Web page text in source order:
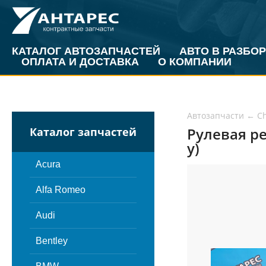
КАТАЛОГ АВТОЗАПЧАСТЕЙ
АВТО В РАЗБОР
ОПЛАТА И ДОСТАВКА
О КОМПАНИИ
Каталог запчастей
Acura
Alfa Romeo
Audi
Bentley
Автозапчасти ←
Рулевая
у)